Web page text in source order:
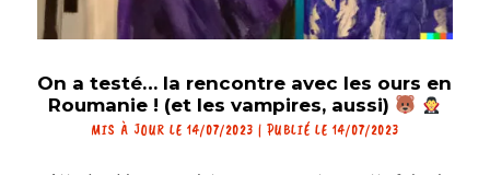
On a testé… la rencontre avec les ours en
Roumanie ! (et les vampires, aussi)
MIS À JOUR LE 14/07/2023 | PUBLIÉ LE 14/07/2023